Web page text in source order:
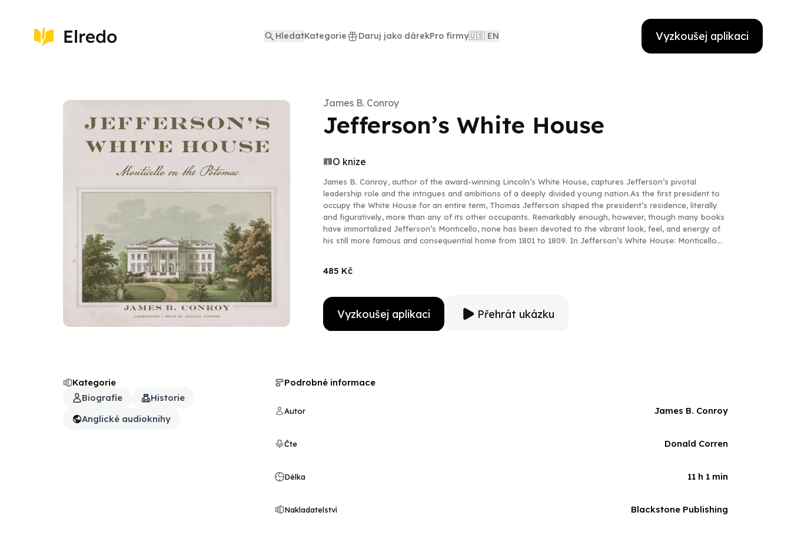
HledatKategorie Daruj jako dárekPro firmy🇺🇸 EN Vyzkoušej aplikaci
James B. Conroy
Jefferson’s White House
O knize
James B. Conroy, author of the award-winning Lincoln’s White House, captures Jefferson’s pivotal
leadership role and the intrigues and ambitions of a deeply divided young nation.As the first president to
occupy the White House for an entire term, Thomas Jefferson shaped the president’s residence, literally
and figuratively, more than any of its other occupants. Remarkably enough, however, though many books
have immortalized Jefferson’s Monticello, none has been devoted to the vibrant look, feel, and energy of
his still more famous and consequential home from 1801 to 1809. In Jefferson’s White House: Monticello
485 Kč
Vyzkoušej aplikaci Přehrát ukázku
Kategorie
Biografie
Historie
Anglické audioknihy
Podrobné informace
Autor James B. Conroy
Čte Donald Corren
Délka 11 h 1 min
Nakladatelství Blackstone Publishing